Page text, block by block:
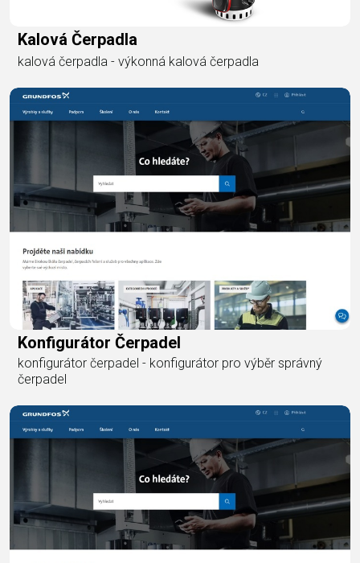
Kalová Čerpadla
kalová čerpadla - výkonná kalová čerpadla
Konfigurátor Čerpadel
konfigurátor čerpadel - konfigurátor pro výběr správný
čerpadel